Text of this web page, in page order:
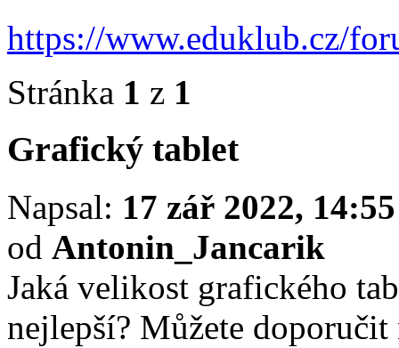
https://www.eduklub.cz/
Stránka 1 z 1
Grafický tablet
Napsal: 17 zář 2022, 14:55
od Antonin_Jancarik
Jaká velikost grafického
nejlepší? Můžete